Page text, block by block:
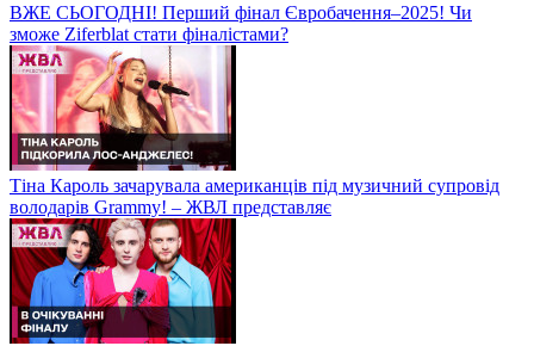
ВЖЕ СЬОГОДНІ! Перший фінал Євробачення–2025! Чи
зможе Ziferblat стати фіналістами?
Тіна Кароль зачарувала американців під музичний супровід
володарів Grammy! – ЖВЛ представляє